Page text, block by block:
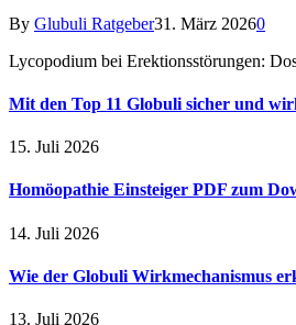
By Glubuli Ratgeber31. März 20260
Lycopodium bei Erektionsstörungen:
Mit den Top 11 Globuli sicher und
15. Juli 2026
Homöopathie Einsteiger PDF zum
14. Juli 2026
Wie der Globuli Wirkmechanismus
13. Juli 2026